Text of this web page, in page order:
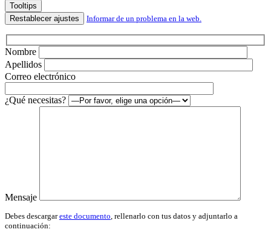
Tooltips
Restablecer ajustes
Informar de un problema en la web.
Nombre
Apellidos
Correo electrónico
¿Qué necesitas?
Mensaje
Debes descargareste documento , rellenarlo con tus datos y adjuntarlo a
continuación: